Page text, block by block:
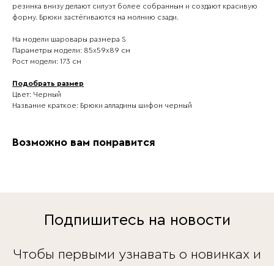
резинка внизу делают силуэт более собранным и создают красивую
форму. Брюки застёгиваются на молнию сзади.
На модели шаровары размера S
Параметры модели: 85х59х89 см
Рост модели: 173 см
Подобрать размер
Цвет: Черный
Название краткое: Брюки алладины шифон черный
Возможно вам понравится
Подпишитесь на новости
Чтобы первыми узнавать о новинках и